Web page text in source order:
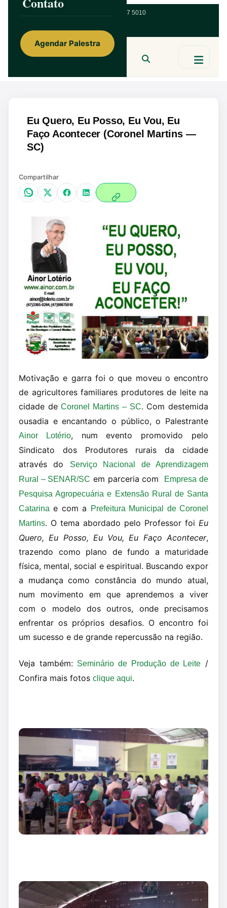
47 9 9967 5010
Ainor Lotério
Agendar Palestra
Eu Quero, Eu Posso, Eu Vou, Eu
Faço Acontecer (Coronel Martins —
SC)
Compartilhar
Motivação e garra foi o que moveu o encontro
de agricultores familiares produtores de leite na
cidade deCoronel Martins – SC. Com destemida
ousadia e encantando o público, o Palestrante
Ainor Lotério, num evento promovido pelo
Sindicato dos Produtores rurais da cidade
através do
Serviço Nacional de Aprendizagem
Rural – SENAR/SC em parceria com
Empresa de
Pesquisa Agropecuária e Extensão Rural de Santa
Catarina e com a
Prefeitura Municipal de Coronel
Martins. O tema abordado pelo Professor foi Eu
Quero, Eu Posso, Eu Vou, Eu Faço Acontecer,
trazendo como plano de fundo a maturidade
física, mental, social e espiritual. Buscando expor
a mudança como constância do mundo atual,
num movimento em que aprendemos a viver
com o modelo dos outros, onde precisamos
enfrentar os próprios desafios. O encontro foi
um sucesso e de grande repercussão na região.
Veja também: Seminário de Produção de Leite /
Confira mais fotos clique aqui.